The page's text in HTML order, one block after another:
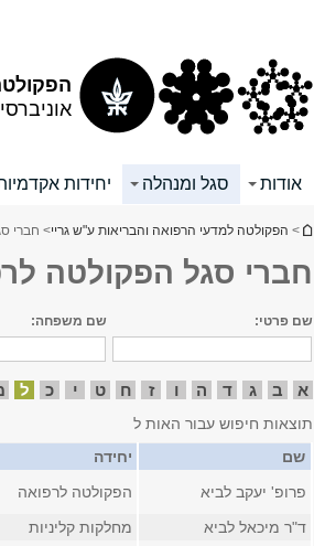
אודות סגל ומנהלה יחידות
הינך נמצא כאן
> הפקולטה למדעי הרפואה והבריאות ע"ש גריי> חברי
חברי סגל הפקולטה
שם פרטי: שם משפחה:
א ב ג ד ה ו ז ח ט י כ ל
תוצאות חיפוש עבור האות ל
שם
יחידה
פרופ' יעקב לביא
הפקולטה לרפואה
ד"ר מיכאל לביא
מחלקות קליניות